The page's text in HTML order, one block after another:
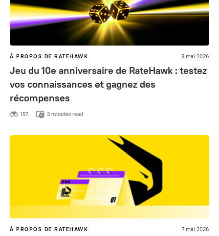
À PROPOS DE RATEHAWK 8 mai 2026
Jeu du 10e anniversaire de RateHawk : testez
vos connaissances et gagnez des
récompenses
157 3 minutes read
À PROPOS DE RATEHAWK 7 mai 2026